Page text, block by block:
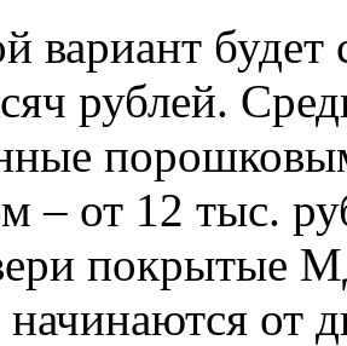
вариант будет
рублей.
– от 12 тыс.
покрытые
от